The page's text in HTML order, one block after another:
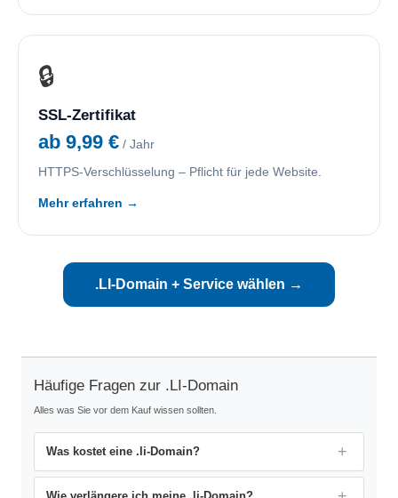
🔒
SSL-Zertifikat
ab 9,99 € / Jahr
HTTPS-Verschlüsselung – Pflicht für jede Website.
Mehr erfahren →
.LI-Domain + Service wählen →
Häufige Fragen zur .LI-Domain
Alles was Sie vor dem Kauf wissen sollten.
Was kostet eine .li-Domain?